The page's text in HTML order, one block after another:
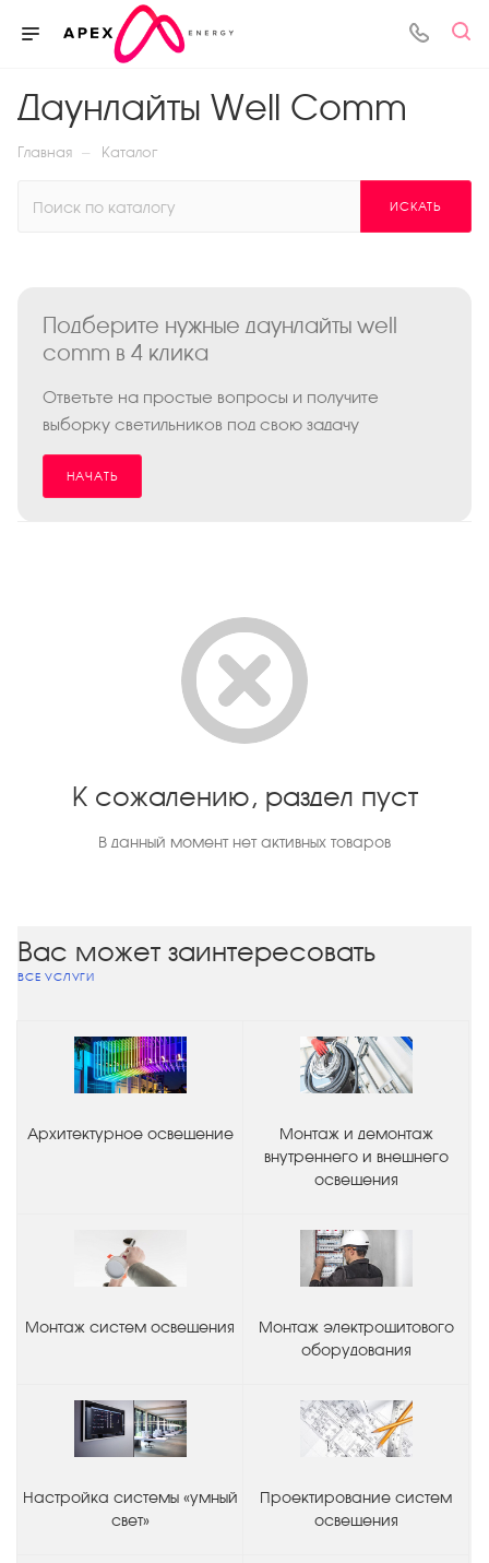
Даунлайты Well Comm
Главная — Каталог
ИСКАТЬ
Подберите нужные даунлайты well
comm в 4 клика
Ответьте на простые вопросы и получите
выборку светильников под свою задачу
НАЧАТЬ
К сожалению, раздел пуст
В данный момент нет активных товаров
Вас может заинтересовать
ВСЕ УСЛУГИ
Архитектурное освещение
Монтаж и демонтаж
внутреннего и внешнего
освещения
Монтаж систем освещения
Монтаж электрощитового
оборудования
Настройка системы «умный
свет»
Проектирование систем
освещения